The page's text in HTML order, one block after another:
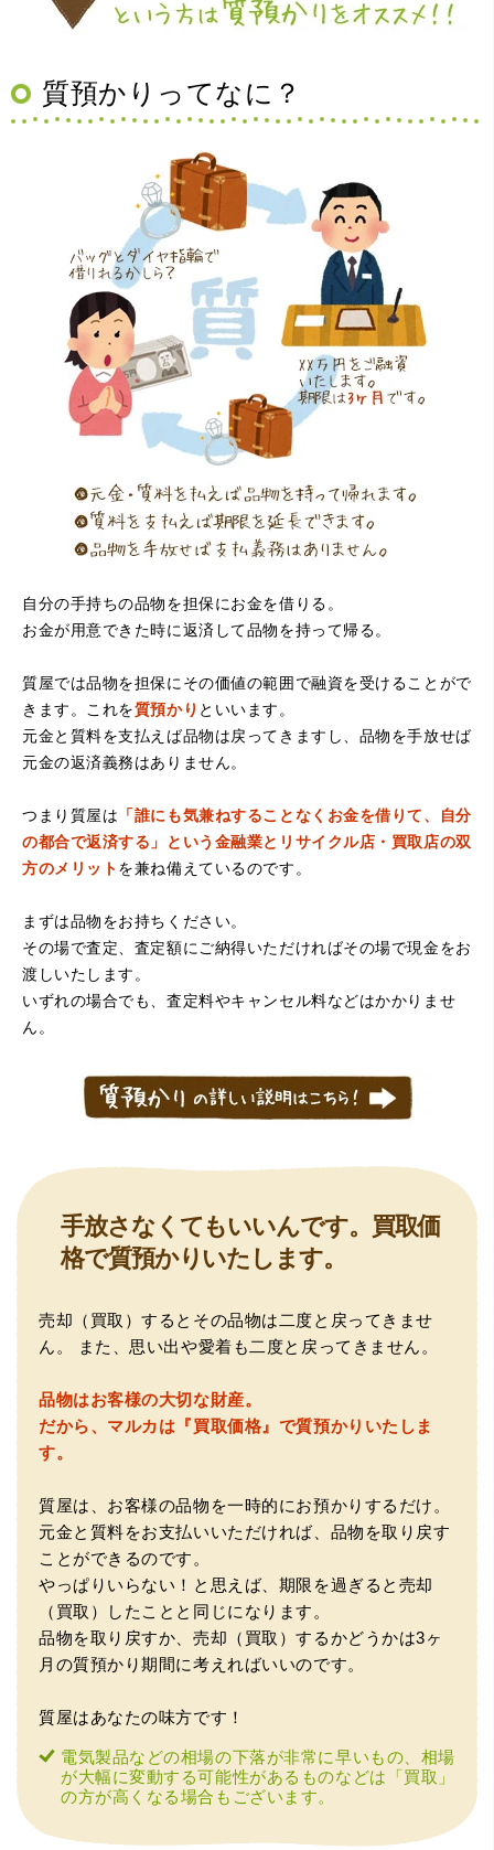
質預かりってなに？
自分の手持ちの品物を担保にお金を借りる。
お金が用意できた時に返済して品物を持って帰る。
質屋では品物を担保にその価値の範囲で融資を受けることがで
きます。これを質預かり といいます。
元金と質料を支払えば品物は戻ってきますし、品物を手放せば
元金の返済義務はありません。
つまり質屋は 「誰にも気兼ねすることなくお金を借りて、自分
の都合で返済する」という金融業とリサイクル店・買取店の双
方のメリットを兼ね備えているのです。
まずは品物をお持ちください。
その場で査定、査定額にご納得いただければその場で現金をお
渡しいたします。
いずれの場合でも、査定料やキャンセル料などはかかりませ
ん。
手放さなくてもいいんです。買取価
格で質預かりいたします。
売却（買取）するとその品物は二度と戻ってきませ
ん。
また、思い出や愛着も二度と戻ってきません。
品物はお客様の大切な財産。
だから、マルカは『買取価格』で質預かりいたしま
す。
質屋は、お客様の品物を一時的にお預かりするだけ。
元金と質料をお支払いいただければ、品物を取り戻す
ことができるのです。
やっぱりいらない！と思えば、期限を過ぎると売却
（買取）したことと同じになります。
品物を取り戻すか、売却（買取）するかどうかは3ヶ
月の質預かり期間に考えればいいのです。
質屋はあなたの味方です！
電気製品などの相場の下落が非常に早いもの、相場
が大幅に変動する可能性があるものなどは「買取」
の方が高くなる場合もございます。